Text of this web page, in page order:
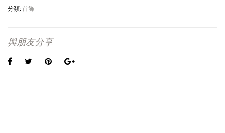
分類:首飾
與朋友分享